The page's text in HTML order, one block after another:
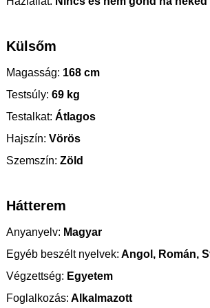
Külsőm
Magasság: 168 cm
Testsúly: 69 kg
Testalkat: Átlagos
Hajszín: Vörös
Szemszín: Zöld
Hátterem
Anyanyelv: Magyar
Egyéb beszélt nyelvek: Angol, Román,
Végzettség: Egyetem
Foglalkozás: Alkalmazott